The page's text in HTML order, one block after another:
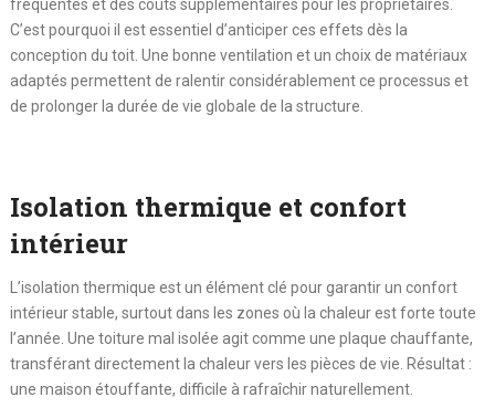
fréquentes et des coûts supplémentaires pour les propriétaires.
C’est pourquoi il est essentiel d’anticiper ces effets dès la
conception du toit. Une bonne ventilation et un choix de matériaux
adaptés permettent de ralentir considérablement ce processus et
de prolonger la durée de vie globale de la structure.
Isolation thermique et confort
intérieur
L’isolation thermique est un élément clé pour garantir un confort
intérieur stable, surtout dans les zones où la chaleur est forte toute
l’année. Une toiture mal isolée agit comme une plaque chauffante,
transférant directement la chaleur vers les pièces de vie. Résultat :
une maison étouffante, difficile à rafraîchir naturellement.